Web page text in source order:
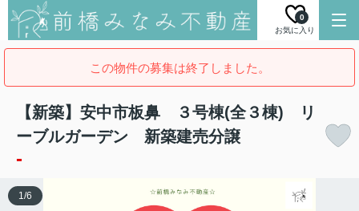
お気に入り
0
この物件の募集は終了しました。
【新築】安中市板鼻 ３号棟(全３棟) リ
ーブルガーデン 新築建売分譲
-
1/6